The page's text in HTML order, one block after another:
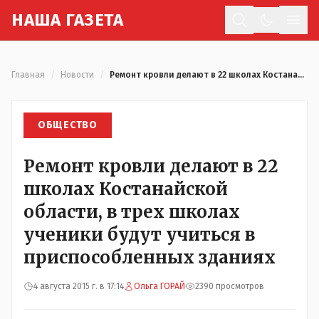
НАША ГАЗЕТА
Главная Новости Ремонт кровли делают в 22 школах Костанайской области, в трех школах ученики будут учиться в приспособленных зданиях
ОБЩЕСТВО
Ремонт кровли делают в 22
школах Костанайской
области, в трех школах
ученики будут учиться в
приспособленных зданиях
4 августа 2015 г. в 17:14 Ольга ГОРАЙ 2390 просмотров